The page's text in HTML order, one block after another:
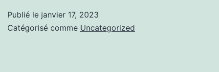
moment
Publié le janvier 17, 2023
Catégorisé comme Uncategorized